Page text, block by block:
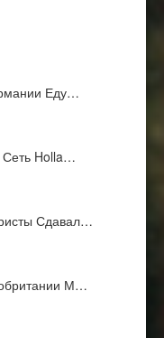
Еду…
Holla…
Сдавал…
М…